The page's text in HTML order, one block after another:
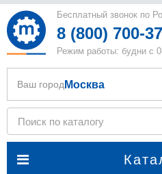
Бесплатный звонок по
8 (800) 700-
Режим работы: будни с
Ваш город Москва